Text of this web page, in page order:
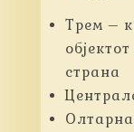
Трем –
страна